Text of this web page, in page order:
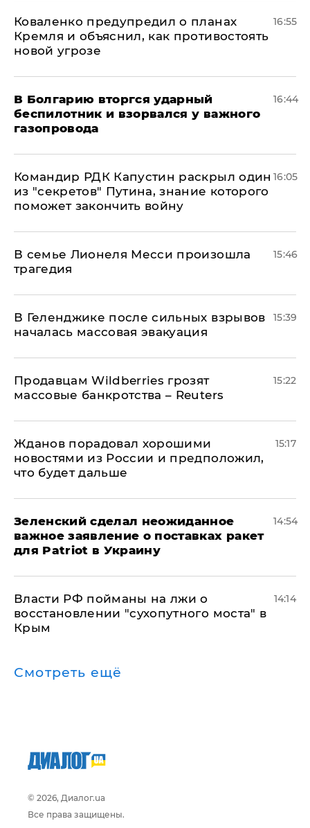
Коваленко предупредил о планах
Кремля и объяснил, как противостоять
новой угрозе
16:55
В Болгарию вторгся ударный
беспилотник и взорвался у важного
газопровода
16:44
Командир РДК Капустин раскрыл один
из "секретов" Путина, знание которого
поможет закончить войну
16:05
В семье Лионеля Месси произошла
трагедия
15:46
В Геленджике после сильных взрывов
началась массовая эвакуация
15:39
Продавцам Wildberries грозят
массовые банкротства – Reuters
15:22
Жданов порадовал хорошими
новостями из России и предположил,
что будет дальше
15:17
Зеленский сделал неожиданное
важное заявление о поставках ракет
для Patriot в Украину
14:54
Власти РФ пойманы на лжи о
восстановлении "сухопутного моста" в
Крым
14:14
Смотреть ещё
© 2026, Диалог.ua
Все права защищены.